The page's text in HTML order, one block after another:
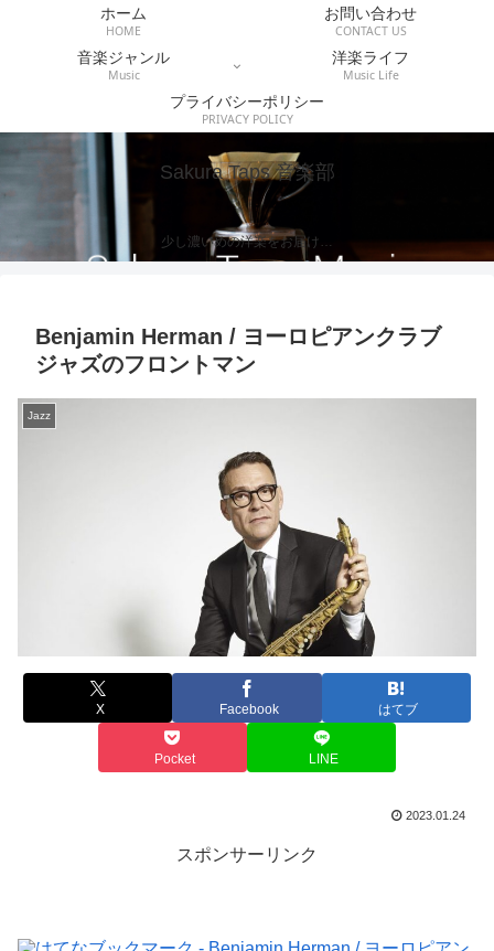
Sakura Taps 音楽部
少し濃いめの洋楽をお届け…
ホーム
HOME
お問い合わせ
CONTACT US
音楽ジャンル
Music
洋楽ライフ
Music Life
プライバシーポリシー
PRIVACY POLICY
Benjamin Herman / ヨーロピアンクラブ
ジャズのフロントマン
Jazz
X Facebook はてブ
Pocket LINE
2023.01.24
スポンサーリンク